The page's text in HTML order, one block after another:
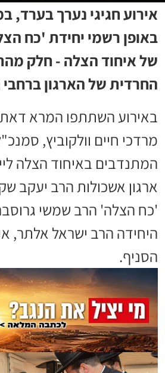
אירוע חגיגי נערך בערד,
באופן רשמי יחידת 'כח
של איחוד הצלה - חלק
החרדית של הארגון
באירוע השתתפו המרא
מרדכי חיים וולקוביץ,
המתנדבים באיחוד הצלה
ארגון אשכולות הרב יעקב
'כח הצלה' הרב שמשי
היחידה הרב ישראל אלתר,
הסניף.